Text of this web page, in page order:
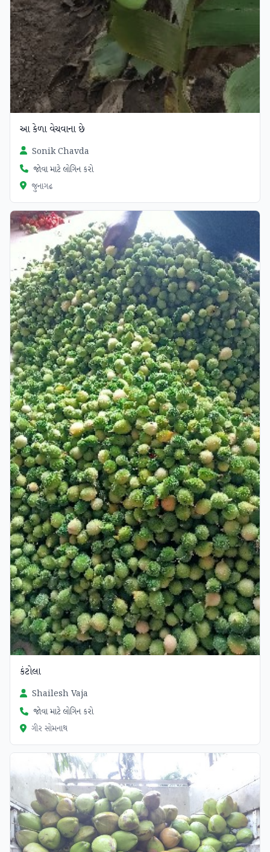
આ કેળા વેચવાના છે
Sonik Chavda
જોવા માટે લોગિન કરો
જુનાગઢ
કંટોલા
Shailesh Vaja
જોવા માટે લોગિન કરો
ગીર સોમનાથ